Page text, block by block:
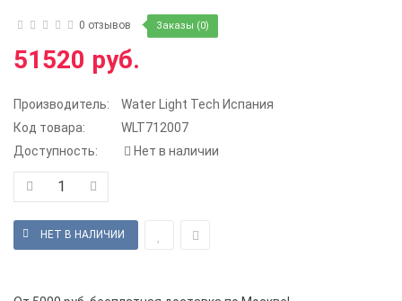
0 отзывов Заказы (0)
51520 руб.
Производитель:
Water Light Tech Испания
Код товара:
WLT712007
Доступность:
Нет в наличии